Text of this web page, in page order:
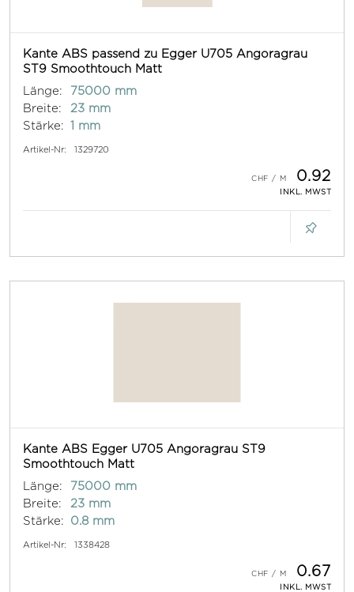
Kante ABS passend zu Egger U705 Angoragrau
ST9 Smoothtouch Matt
Länge:
75000 mm
Breite:
23 mm
Stärke: 1 mm
Artikel-Nr: 1329720
0.92
INKL. MWST
Kante ABS Egger U705 Angoragrau ST9
Smoothtouch Matt
Länge:
75000 mm
Breite:
23 mm
Stärke:
0.8 mm
Artikel-Nr: 1338428
0.67
INKL. MWST